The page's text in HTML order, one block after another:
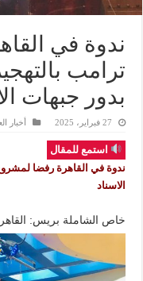
ندوة في
ترامب
بدور جبهات
27 فبراير، 2025 أخبار
استمع للمقال
ندوة في القاهرة رفضا
الاسناد
خاص الشاملة بريس: